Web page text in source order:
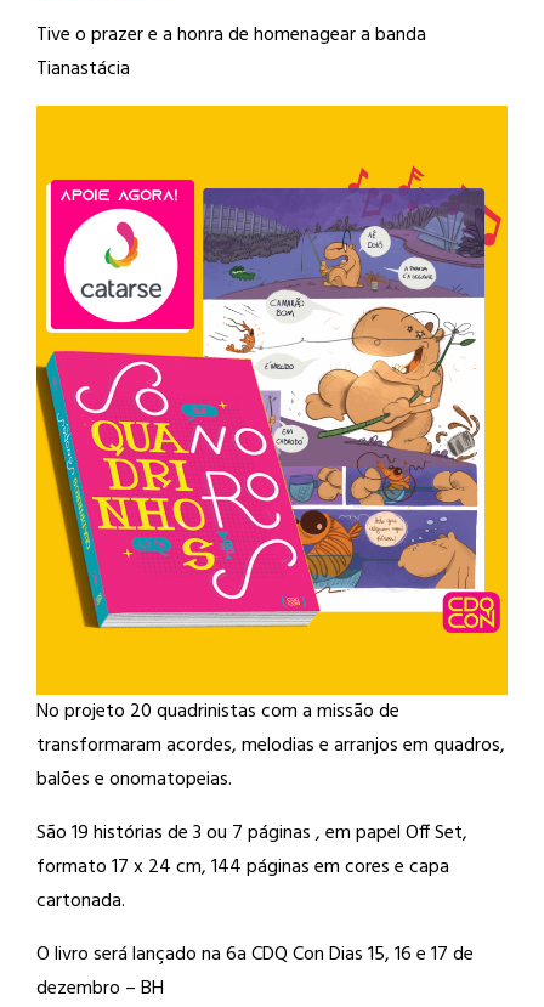
Tive o prazer e a honra de homenagear a banda
Tianastácia
No projeto 20 quadrinistas com a missão de
transformaram acordes, melodias e arranjos em quadros,
balões e onomatopeias.
São 19 histórias de 3 ou 7 páginas , em papel Off Set,
formato 17 x 24 cm, 144 páginas em cores e capa
cartonada.
O livro será lançado na 6a CDQ Con Dias 15, 16 e 17 de
dezembro – BH